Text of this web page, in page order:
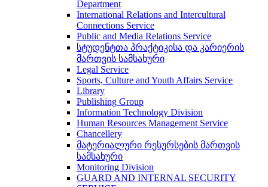
Department
International Relations and Intercultural
Connections Service
Public and Media Relations Service
სტუდენტთა პრაქტიკისა და კარიერის
მართვის სამსახური
Legal Service
Sports, Culture and Youth Affairs Service
Library
Publishing Group
Information Technology Division
Human Resources Management Service
Chancellery
მატერიალური რესურსების მართვის
სამსახური
Monitoring Division
GUARD AND INTERNAL SECURITY